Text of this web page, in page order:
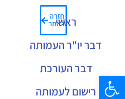
פתח סרגל נגישות
ראשי
דבר יו"ר העמותה
דבר העורכת
רישום לעמותה
חזרה
לאתר